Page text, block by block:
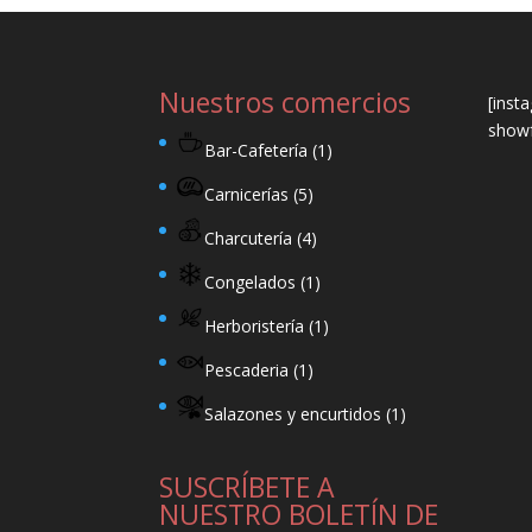
Nuestros comercios
Bar-Cafetería (1)
Carnicerías (5)
Charcutería (4)
Congelados (1)
Herboristería (1)
Pescaderia (1)
Salazones y encurtidos (1)
SUSCRÍBETE A
NUESTRO BOLETÍN DE